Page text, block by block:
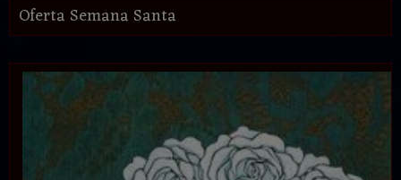
Oferta Semana Santa